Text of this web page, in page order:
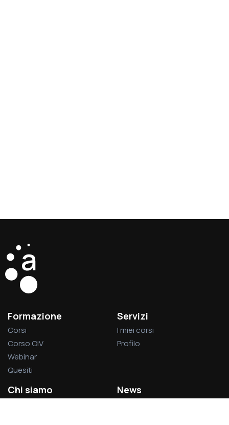
Formazione
Corsi
Corso OIV
Webinar
Quesiti
Servizi
I miei corsi
Profilo
Chi siamo News